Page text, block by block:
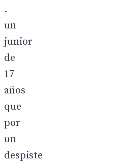
.
un
junior
de
17
años
que
por
un
despiste